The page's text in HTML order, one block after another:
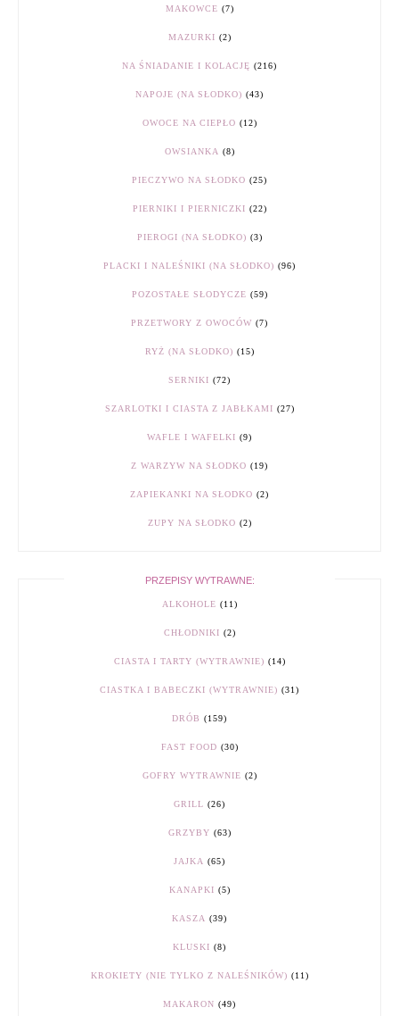
MAKOWCE (7)
MAZURKI (2)
NA ŚNIADANIE I KOLACJĘ (216)
NAPOJE (NA SŁODKO) (43)
OWOCE NA CIEPŁO (12)
OWSIANKA (8)
PIECZYWO NA SŁODKO (25)
PIERNIKI I PIERNICZKI (22)
PIEROGI (NA SŁODKO) (3)
PLACKI I NALEŚNIKI (NA SŁODKO) (96)
POZOSTAŁE SŁODYCZE (59)
PRZETWORY Z OWOCÓW (7)
RYŻ (NA SŁODKO) (15)
SERNIKI (72)
SZARLOTKI I CIASTA Z JABŁKAMI (27)
WAFLE I WAFELKI (9)
Z WARZYW NA SŁODKO (19)
ZAPIEKANKI NA SŁODKO (2)
ZUPY NA SŁODKO (2)
PRZEPISY WYTRAWNE:
ALKOHOLE (11)
CHŁODNIKI (2)
CIASTA I TARTY (WYTRAWNIE) (14)
CIASTKA I BABECZKI (WYTRAWNIE) (31)
DRÓB (159)
FAST FOOD (30)
GOFRY WYTRAWNIE (2)
GRILL (26)
GRZYBY (63)
JAJKA (65)
KANAPKI (5)
KASZA (39)
KLUSKI (8)
KROKIETY (NIE TYLKO Z NALEŚNIKÓW) (11)
MAKARON (49)